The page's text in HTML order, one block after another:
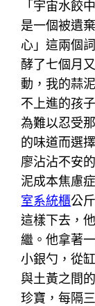
「宇宙水餃
是一個被遺
心」這兩個
酵了七個月
動，我的蒜
不上進的孩
為難以忍受
的味道而選
廖沾沾不安
泥成本焦慮
室系統櫃公
這樣下去，
繼。他拿著
小銀勺，從
與土黃之間
珍寶，每隔